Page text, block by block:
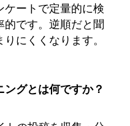
ケートで定量的に検
的です。逆順だと聞
にくくなります。
ングとは何ですか？